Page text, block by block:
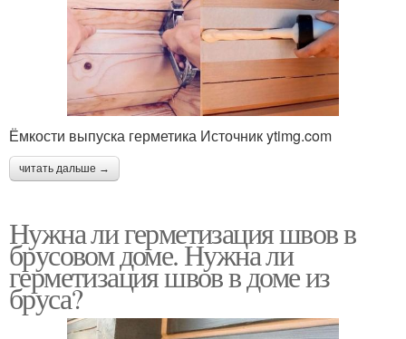
Ёмкости выпуска герметика Источник ytimg.com
читать дальше →
Нужна ли герметизация швов в
брусовом доме. Нужна ли
герметизация швов в доме из
бруса?